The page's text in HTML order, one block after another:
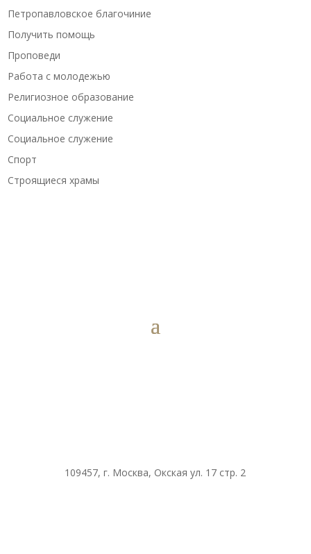
Петропавловское благочиние
Получить помощь
Проповеди
Работа с молодежью
Религиозное образование
Социальное служение
Социальное служение
Спорт
Строящиеся храмы
109457, г. Москва, Окская ул. 17 стр. 2